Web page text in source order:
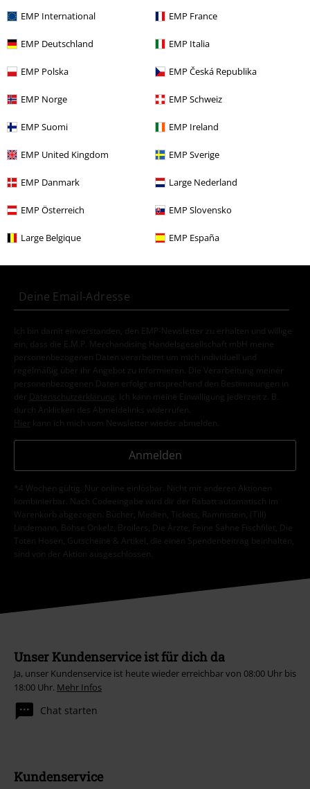
EMP International EMP France
EMP Deutschland EMP Italia
EMP Polska EMP Česká Republika
EMP Norge EMP Schweiz
EMP Suomi EMP Ireland
EMP United Kingdom EMP Sverige
EMP Danmark Large Nederland
EMP Österreich EMP Slovensko
Large Belgique EMP España
Mehr Kategorien. Mehr Möglichkeiten.
Markenkleidung Bekleidung Jacken Winterjacken
Neu Bekleidung Winterjacken
Themen Streetwear Streetwear Frauen
Bekleidung & Accessoires Oberteile Jacken
Themen Streetwear Bekleidung Jacken
Greif einen 15%* Gutschein ab, wenn du dich
Ich bin damit einverstanden, den EMP-Newsletter zu erhalten und willige
ein, dass die E.M.P. Merchandising Handelsgesellschaft mbH meine
personenbezogenen Daten verarbeitet um mich individuell und
regelmäßig über ihr Angebot zu informieren. Die Verarbeitung meiner
personenbezogenen Daten erfolgt entsprechend den Bestimmungen in
der
Datenschutzerklärung
. Ich kann meine Einwilligung jederzeit z. B.
durch Anklicken des Abmeldelinks widerrufen.
Hier kann ich mich vom Newsletter wieder abmelden.
Anmelden
*4 Wochen gültig. Nur online einlösbar. Nicht mit anderen Aktionen
kombinierbar. Nach Codeeingabe wird dir der Rabatt automatisch im
Warenkorb abgezogen. Bücher, Medien, Tickets, Rammstein, (Till)
Lindemann, Böhse Onkelz, Broilers, Die Ärzte, Feine Sahne Fischfilet, Die
Toten Hosen, Gutscheine & Artikel, die einen Spendenbeitrag beinhalten,
sind von der Aktion ausgeschlossen.
Unser Kundenservice ist für dich da
Ja, unser Kundenservice ist heute wieder erreichbar von 08:00 Uhr bis
18:00 Uhr. Mehr Infos
Chat starten
Kundenservice